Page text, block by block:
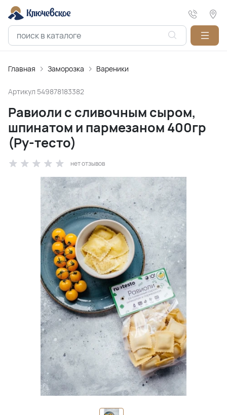
Главная Заморозка Вареники
Артикул 549878183382
Равиоли с сливочным сыром,
шпинатом и пармезаном 400гр
(Ру-тесто)
нет отзывов